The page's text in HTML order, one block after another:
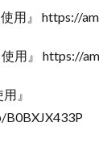
使用』 https://
使用』 https://
』
B0BXJX433P